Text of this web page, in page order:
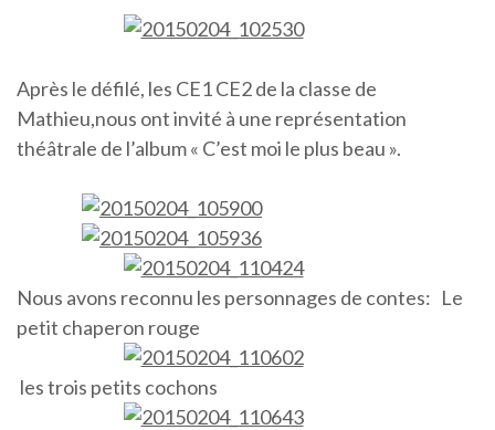
Après le défilé, les CE1 CE2 de la classe de
Mathieu,nous ont invité à une représentation
théâtrale de l’album « C’est moi le plus beau ».
Nous avons reconnu les personnages de contes: Le
petit chaperon rouge
les trois petits cochons